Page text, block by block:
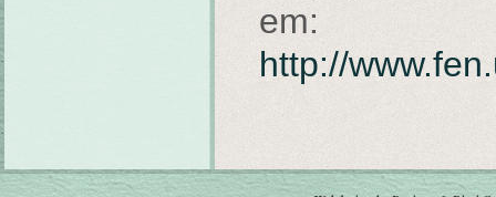
em:
http://